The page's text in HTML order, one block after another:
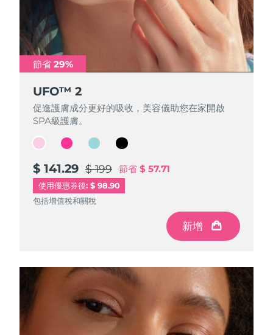
節省 29%
UFO™ 2
促進護膚成分更好的吸收，美容儀助您在家開啟
SPA級護膚。
$ 141.29 $ 199 節省 $ 57.71
使用優惠券後: $ 98.90
包括增值稅和關稅
新增
節省 29%
UFO™ 2
促進護膚成分更好的吸收，美容儀助您在家開啟
SPA級護膚。
$ 141.29 $ 199 節省 $ 57.71
包括增值稅和關稅
新增
節省 29%
UFO™ 2
促進護膚成分更好的吸收，美容儀助您在家開啟
SPA級護膚。
$ 141.29 $ 199 節省 $ 57.71
包括增值稅和關稅
新增
節省 29%
UFO™ 2
促進護膚成分更好的吸收，美容儀助您在家開啟
SPA級護膚。
$ 141.29 $ 199 節省 $ 57.71
包括增值稅和關稅
新增
預計送達日期 8/11/26
阿曼 預計送達日期 8/14/26
菲律賓 預計送達日期 8/14/26
波蘭
葡萄牙
波多黎各
卡達
留尼旺
預計送達日期 8/11/26
預計送達日期 8/12/26
新加坡 預計送達日期 8/13/26